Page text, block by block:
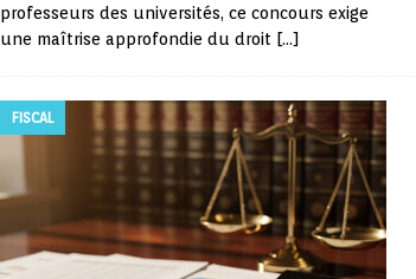
professeurs des universités, ce concours exige
une maîtrise approfondie du droit […]
FISCAL